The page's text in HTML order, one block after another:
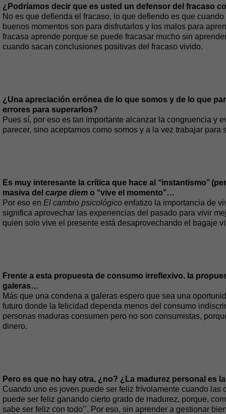
¿Podríamos decir que es usted un defensor del fracaso
No es que defienda el fracaso, lo que defiendo es que
buenos momentos son para disfrutarlos y los malos para
fracasa aprende porque se puede fracasar mucho sin
cuando sacan conclusiones positivas del fracaso vivido.
¿Una apreciación errónea de lo que somos y de lo que
errores para superarlos?
Pues sí, por eso es tan importante alcanzar la congruencia y
parecer, sino aceptarnos como somos y a la vez trabajar para
Es muy interesante la crítica que hace al ‘‘instantismo’’
masiva del carpe diem o ‘‘vive el momento’’…
Por eso en El cambio psicológico enfatizo la importancia de
significa aprovechar las experiencias del pasado para vivir
quien solo vive el presente está desaprovechando el bagaje
Frente a esta propuesta de consumo irreflexivo. la
galeras…
Más que una condena a galeras espero que sea una
futuro donde la felicidad dependa menos del consumo
personas maduras consumen pero no son consumistas,
dinero.
Pero es que no hay otra, ¿no? ¿La madurez personal es
Cuando uno es joven puede ser feliz frívolamente cuando
puede ser feliz ganando cierto grado de madurez, porque,
sabe ser feliz con todo’’. Por eso, sin aprender a gestionar